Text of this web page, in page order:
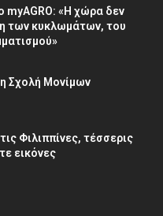
myAGRO: «Η χώρα δεν
των κυκλωμάτων, του
Σχολή Μονίμων
Φιλιππίνες, τέσσερις
εικόνες